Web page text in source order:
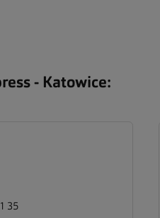
- Katowice:
35